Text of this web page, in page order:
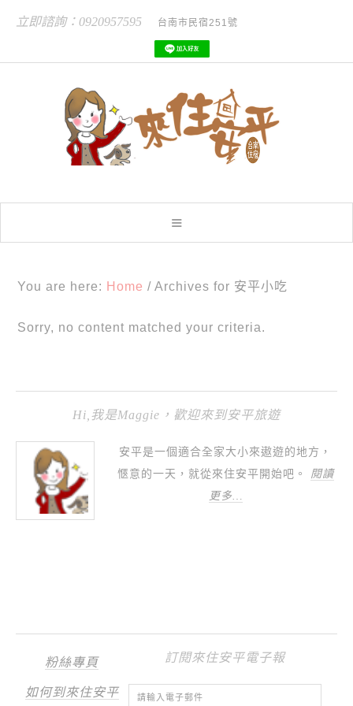
立即諮詢：0920957595 台南市民宿251號
You are here: Home / Archives for 安平小吃
Sorry, no content matched your criteria.
Hi,我是Maggie，歡迎來到安平旅遊
安平是一個適合全家大小來遨遊的地方，
愜意的一天，就從來住安平開始吧。 閱讀
更多…
粉絲專頁
如何到來住安平
訂閱來住安平電子報